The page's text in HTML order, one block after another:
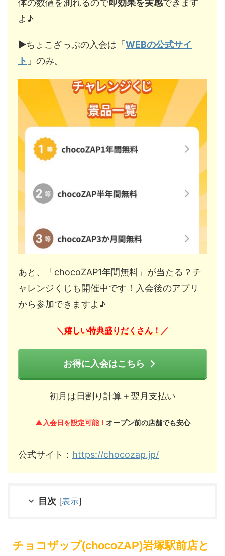
よ♪
▶︎ちょこざっぷの入会は「WEBの公式サイ
ト 」のみ。
あと、「chocoZAP1年間無料」が当たる？チ
ャレンジくじも開催中です！入会後のアプリ
から参加できますよ♪
＼ 嬉しい特典盛りだくさん！ ／
お得に入会はこちら
初月は日割り計算＋翌月支払い
▲入会日を設定可能！ オープン前の店舗でも安心
公式サイト： https://chocozap.jp/
目次 [表示]
チョコザップ(chocoZAP)岩塚駅前店と